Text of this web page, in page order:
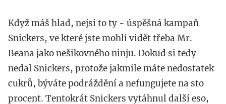
Když máš hlad, nejsi to ty - úspěšná kampaň
Snickers, ve které jste mohli vidět třeba Mr.
Beana jako nešikovného ninju. Dokud si tedy
nedal Snickers, protože jakmile máte nedostatek
cukrů, býváte podráždění a nefungujete na sto
procent. Tentokrát Snickers vytáhnul další eso,